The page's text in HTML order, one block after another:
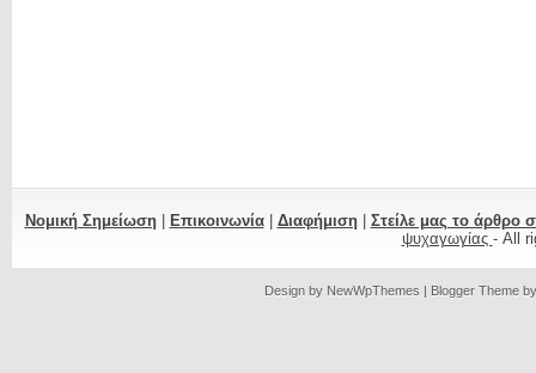
Νομική Σημείωση| Επικοινωνία| Διαφήμιση| Στείλε μας το άρθρο
ψυχαγωγίας - All
Design by NewWpThemes | Blogger Theme